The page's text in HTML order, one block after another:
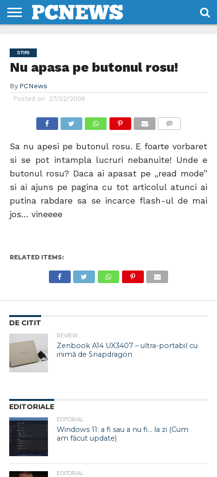
NOI
SI
CONDITII
STIRI
Nu apasa pe butonul rosu!
By PCNews
Posted on 27/02/2006
Sa nu apesi pe butonul rosu. E foarte vorbaret
si se pot intampla lucruri nebanuite! Unde e
butonul rosu? Daca ai apasat pe „read mode”
si ai ajuns pe pagina cu tot articolul atunci ai
putina rabdare sa se incarce flash-ul de mai
jos… vineeee
RELATED ITEMS:
DE CITIT
REVIEW
Zenbook A14 UX3407 – ultra-portabil cu
inimă de Snapdragon
EDITORIALE
EDITORIAL
Windows 11: a fi sau a nu fi… la zi (Cum
am făcut update)
EDITORIAL